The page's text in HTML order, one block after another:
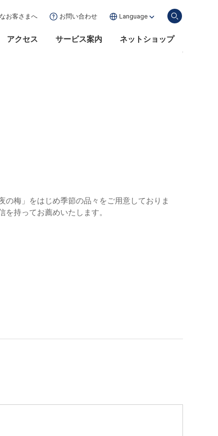
アクセス サービス案内 ネットショップ
お客さまへ お問い合わせ Language
の梅」をはじめ季節の品々をご用意しておりま
持ってお薦めいたします。